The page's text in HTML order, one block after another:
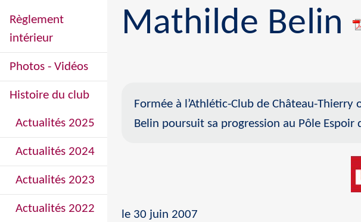
Mathilde Belin
Formée à l’Athlétic-Club de Château-
Belin poursuit sa progression au Pôle
le 30 juin 2007
Règlement
intérieur
Photos - Vidéos
Histoire du club
Actualités 2025
Actualités 2024
Actualités 2023
Actualités 2022